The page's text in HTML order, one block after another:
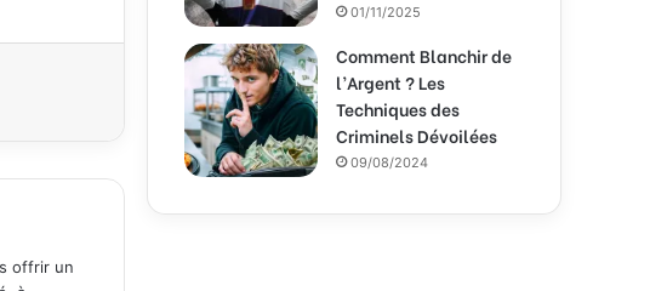
offrir un
01/11/2025
Comment Blanchir de
l’Argent ? Les
Techniques des
Criminels Dévoilées
09/08/2024